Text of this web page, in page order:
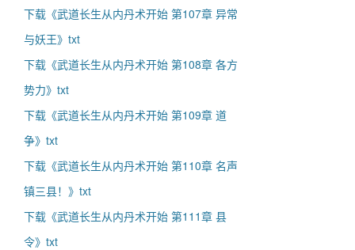
下载《武道长生从内丹术开始 第107章 异常
与妖王》txt
下载《武道长生从内丹术开始 第108章 各方
势力》txt
下载《武道长生从内丹术开始 第109章 道
争》txt
下载《武道长生从内丹术开始 第110章 名声
镇三县！》txt
下载《武道长生从内丹术开始 第111章 县
令》txt